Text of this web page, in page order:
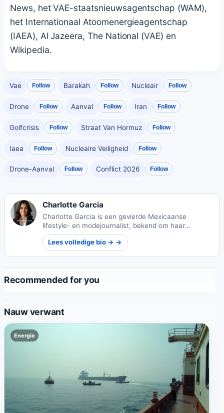
News, het VAE-staatsnieuwsagentschap (WAM),
het Internationaal Atoomenergieagentschap
(IAEA), Al Jazeera, The National (VAE) en
Wikipedia.
Vae Follow Barakah Follow Nucleair Follow
Drone Follow Aanval Follow Iran Follow
Golfcrisis Follow Straat Van Hormuz Follow
Iaea Follow Nucleaire Veiligheid Follow
Drone-Aanval Follow Conflict 2026 Follow
Charlotte Garcia
Charlotte Garcia is een gevierde Mexicaanse
lifestyle- en modejournalist, bekend om haar
diepgaande culturele commentaren en
trendsettende perspectieven.
Lees volledige bio → →
Recommended for you
Nauw verwant
Energie